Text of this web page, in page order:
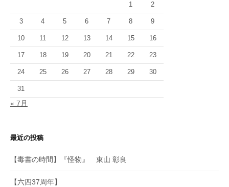
1 2
3 4 5 6 7 8 9
10 11 12 13 14 15 16
17 18 19 20 21 22 23
24 25 26 27 28 29 30
31
« 7月
最近の投稿
【毒書の時間】『怪物』 東山 彰良
【六四37周年】